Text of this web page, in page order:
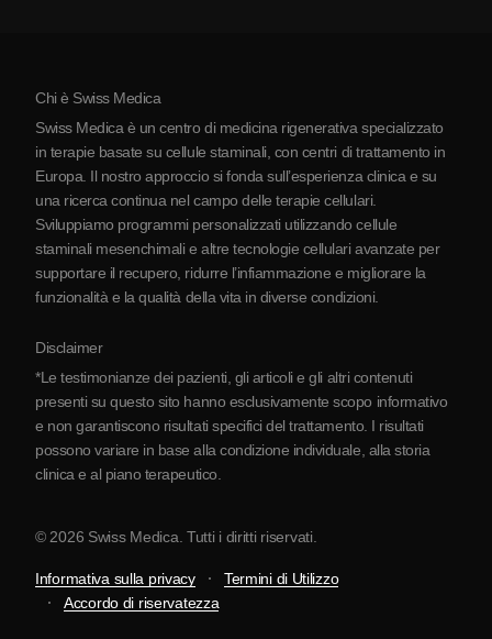
La Serbia
Partnership
Chi è Swiss Medica
Swiss Medica è un centro di medicina rigenerativa specializzato
in terapie basate su cellule staminali, con centri di trattamento in
Europa. Il nostro approccio si fonda sull’esperienza clinica e su
una ricerca continua nel campo delle terapie cellulari.
Sviluppiamo programmi personalizzati utilizzando cellule
staminali mesenchimali e altre tecnologie cellulari avanzate per
supportare il recupero, ridurre l’infiammazione e migliorare la
funzionalità e la qualità della vita in diverse condizioni.
Disclaimer
*Le testimonianze dei pazienti, gli articoli e gli altri contenuti
presenti su questo sito hanno esclusivamente scopo informativo
e non garantiscono risultati specifici del trattamento. I risultati
possono variare in base alla condizione individuale, alla storia
clinica e al piano terapeutico.
© 2026 Swiss Medica. Tutti i diritti riservati.
Informativa sulla privacy
Termini di Utilizzo
Accordo di riservatezza